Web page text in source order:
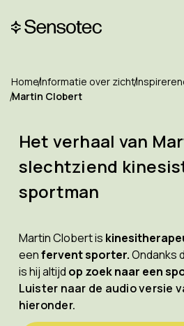
HomeInformatie over zicht
Martin Clobert
Het verhaal van
slechtziend
sportman
Martin Clobert is
eenfervent sporter.Ondanks
is hij altijd op zoek naar een
Luister naar de audio versie
hieronder.